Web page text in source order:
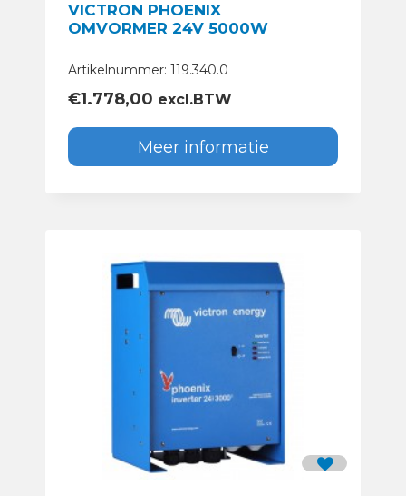
VICTRON PHOENIX
OMVORMER 24V 5000W
Artikelnummer: 119.340.0
€1.778,00 excl.BTW
Meer informatie